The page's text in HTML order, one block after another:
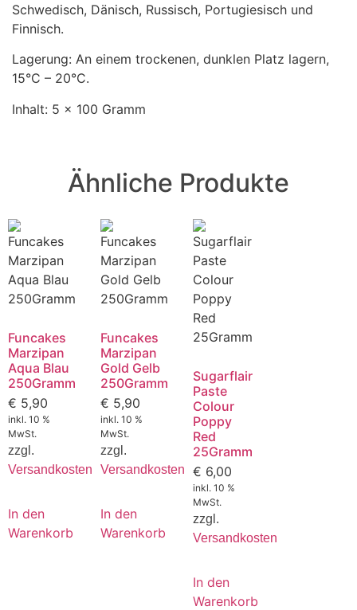
Schwedisch, Dänisch, Russisch, Portugiesisch und
Finnisch.
Lagerung: An einem trockenen, dunklen Platz lagern,
15°C – 20°C.
Inhalt: 5 x 100 Gramm
Ähnliche Produkte
Funcakes
Marzipan
Aqua Blau
250Gramm
€ 5,90
inkl. 10 %
MwSt.
zzgl.
Versandkosten
In den
Warenkorb
Funcakes
Marzipan
Gold Gelb
250Gramm
€ 5,90
inkl. 10 %
MwSt.
zzgl.
Versandkosten
In den
Warenkorb
Sugarflair
Paste
Colour
Poppy
Red
25Gramm
€ 6,00
inkl. 10 %
MwSt.
zzgl.
Versandkosten
In den
Warenkorb